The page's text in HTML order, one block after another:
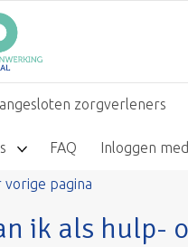
zorgverleners
FAQ Inloggen
vorige pagina
ik als hulp-